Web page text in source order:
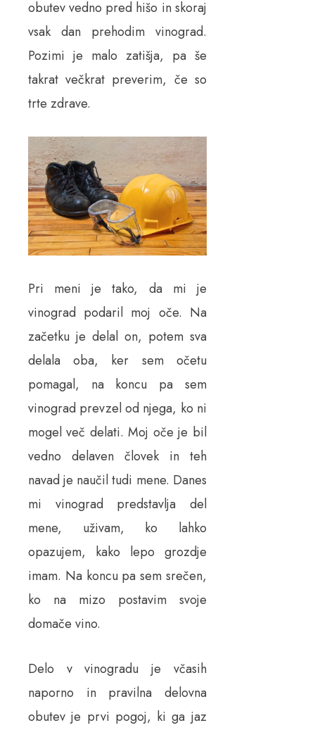
obutev vedno pred hišo in skoraj
vsak dan prehodim vinograd.
Pozimi je malo zatišja, pa še
takrat večkrat preverim, če so
trte zdrave.
Pri meni je tako, da mi je
vinograd podaril moj oče. Na
začetku je delal on, potem sva
delala oba, ker sem očetu
pomagal, na koncu pa sem
vinograd prevzel od njega, ko ni
mogel več delati. Moj oče je bil
vedno delaven človek in teh
navad je naučil tudi mene. Danes
mi vinograd predstavlja del
mene, uživam, ko lahko
opazujem, kako lepo grozdje
imam. Na koncu pa sem srečen,
ko na mizo postavim svoje
domače vino.
Delo v vinogradu je včasih
naporno in pravilna delovna
obutev je prvi pogoj, ki ga jaz